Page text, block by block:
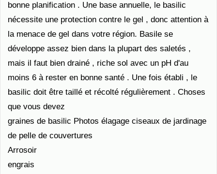
bonne planification . Une base annuelle, le basilic
nécessite une protection contre le gel , donc attention à
la menace de gel dans votre région. Basile se
développe assez bien dans la plupart des saletés ,
mais il faut bien drainé , riche sol avec un pH d'au
moins 6 à rester en bonne santé . Une fois établi , le
basilic doit être taillé et récolté régulièrement . Choses
que vous devez
graines de basilic Photos élagage ciseaux de jardinage
de pelle de couvertures
Arrosoir
engrais